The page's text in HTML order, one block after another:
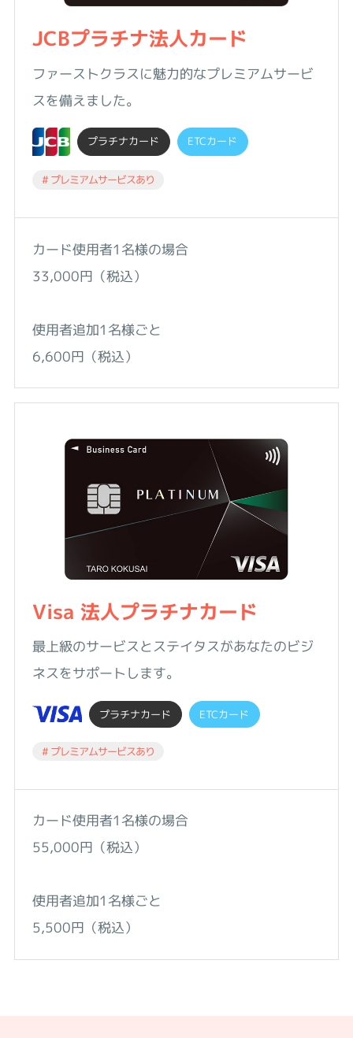
JCBプラチナ法人カード
ファーストクラスに魅力的なプレミアムサービ
スを備えました。
プラチナカード ETCカード
# プレミアムサービスあり
カード使用者1名様の場合
33,000円（税込）
使用者追加1名様ごと
6,600円（税込）
Visa 法人プラチナカード
最上級のサービスとステイタスがあなたのビジ
ネスをサポートします。
プラチナカード ETCカード
# プレミアムサービスあり
カード使用者1名様の場合
55,000円（税込）
使用者追加1名様ごと
5,500円（税込）